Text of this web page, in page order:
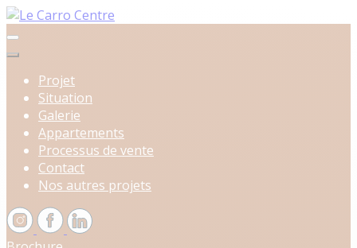
Projet
Situation
Galerie
Appartements
Processus de vente
Contact
Nos autres projets